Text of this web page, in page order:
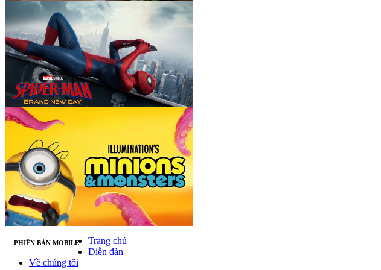
PHIÊN BẢN MOBILE
Trang chủ
Diễn đàn
Về chúng tôi